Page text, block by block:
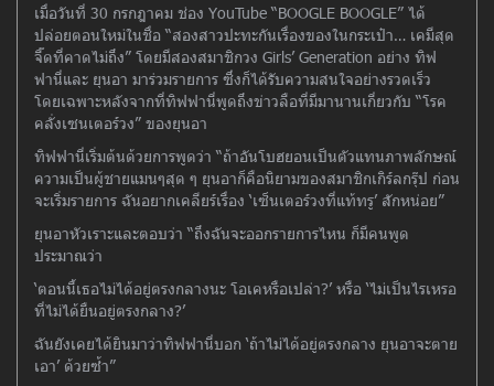
เมื่อวันที่ 30 กรกฎาคม ช่อง YouTube “BOOGLE BOOGLE” ได้
ปล่อยตอนใหม่ในชื่อ “สองสาวปะทะกันเรื่องของในกระเป๋า… เคมีสุด
จี๊ดที่คาดไม่ถึง” โดยมีสองสมาชิกวง Girls’ Generation อย่าง ทิฟ
ฟานี่และ ยุนอา มาร่วมรายการ ซึ่งก็ได้รับความสนใจอย่างรวดเร็ว
โดยเฉพาะหลังจากที่ทิฟฟานี่พูดถึงข่าวลือที่มีมานานเกี่ยวกับ “โรค
คลั่งเซนเตอร์วง” ของยุนอา
ทิฟฟานี่เริ่มต้นด้วยการพูดว่า “ถ้าอันโบฮยอนเป็นตัวแทนภาพลักษณ์
ความเป็นผู้ชายแมนๆสุด ๆ ยุนอาก็คือนิยามของสมาชิกเกิร์ลกรุ๊ป ก่อน
จะเริ่มรายการ ฉันอยากเคลียร์เรื่อง ‘เซ็นเตอร์วงที่แท้ทรู’ สักหน่อย”
ยุนอาหัวเราะและตอบว่า “ถึงฉันจะออกรายการไหน ก็มีคนพูด
ประมาณว่า
‘ตอนนี้เธอไม่ได้อยู่ตรงกลางนะ โอเคหรือเปล่า?’ หรือ ‘ไม่เป็นไรเหรอ
ที่ไม่ได้ยืนอยู่ตรงกลาง?’
ฉันยังเคยได้ยินมาว่าทิฟฟานี่บอก ‘ถ้าไม่ได้อยู่ตรงกลาง ยุนอาจะตาย
เอา’ ด้วยซ้ำ”